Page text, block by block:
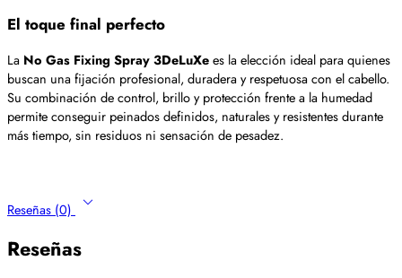
El toque final perfecto
La No Gas Fixing Spray 3DeLuXees la elección ideal para quienes
buscan una fijación profesional, duradera y respetuosa con el cabello.
Su combinación de control, brillo y protección frente a la humedad
permite conseguir peinados definidos, naturales y resistentes durante
más tiempo, sin residuos ni sensación de pesadez.
Reseñas (0)
Reseñas